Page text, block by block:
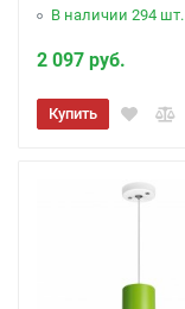
В наличии 294 шт.
2 097 руб.
Купить